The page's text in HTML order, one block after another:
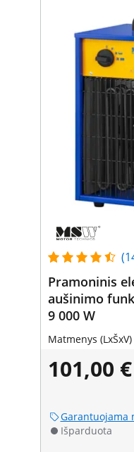
Pramoninis
aušinimo
9 000 W
Matmenys (LxŠxV)
101,00 €
Garantuojama
Išparduota